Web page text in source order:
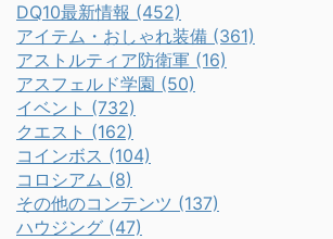
DQ10最新情報 (452)
アイテム・おしゃれ装備 (361)
アストルティア防衛軍 (16)
アスフェルド学園 (50)
イベント (732)
クエスト (162)
コインボス (104)
コロシアム (8)
その他のコンテンツ (137)
ハウジング (47)